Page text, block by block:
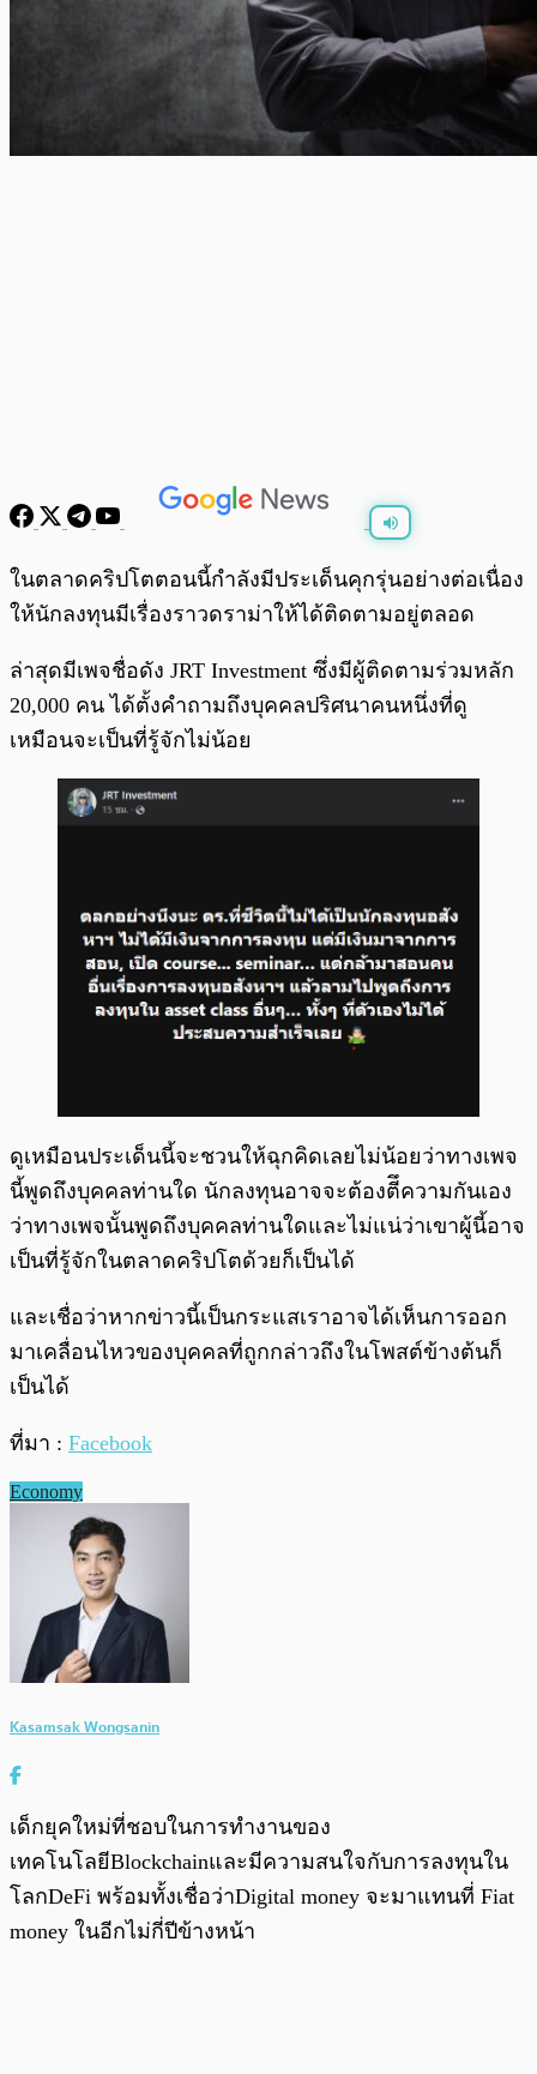
พร้อมเล่น 0:00 0:00
ในตลาดคริปโตตอนนี้กำลังมีประเด็นคุกรุ่นอย่างต่อเนื่อง
ให้นักลงทุนมีเรื่องราวดราม่าให้ได้ติดตามอยู่ตลอด
ล่าสุดมีเพจชื่อดัง JRT Investment ซึ่งมีผู้ติดตามร่วมหลัก
20,000 คน ได้ตั้งคำถามถึงบุคคลปริศนาคนหนึ่งที่ดู
เหมือนจะเป็นที่รู้จักไม่น้อย
ดูเหมือนประเด็นนี้จะชวนให้ฉุกคิดเลยไม่น้อยว่าทางเพจ
นี้พูดถึงบุคคลท่านใด นักลงทุนอาจจะต้องตีึความกันเอง
ว่าทางเพจนั้นพูดถึงบุคคลท่านใดและไม่แน่ว่าเขาผู้นี้อาจ
เป็นที่รู้จักในตลาดคริปโตด้วยก็เป็นได้
และเชื่อว่าหากข่าวนี้เป็นกระแสเราอาจได้เห็นการออก
มาเคลื่อนไหวของบุคคลที่ถูกกล่าวถึงในโพสต์ข้างต้นก็
เป็นได้
ที่มา : Facebook
Economy
Kasamsak Wongsanin
เด็กยุคใหม่ที่ชอบในการทำงานของ
เทคโนโลยีBlockchainและมีความสนใจกับการลงทุนใน
โลกDeFi พร้อมทั้งเชื่อว่าDigital money จะมาแทนที่ Fiat
money ในอีกไม่กี่ปีข้างหน้า